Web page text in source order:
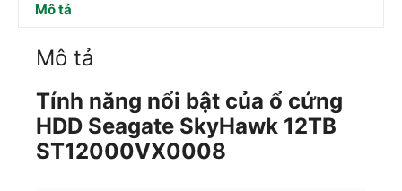
Mô tả
Mô tả
Tính năng nổi bật của ổ cứng
HDD Seagate SkyHawk 12TB
ST12000VX0008